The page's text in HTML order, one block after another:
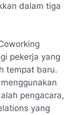
dalam tiga
pekerja yang
tempat baru.
pengacara,
yang